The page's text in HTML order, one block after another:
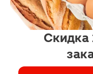
Скидка